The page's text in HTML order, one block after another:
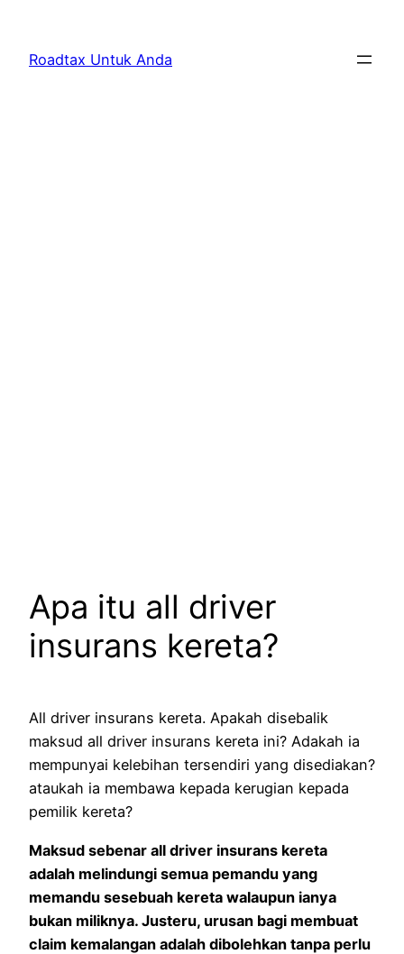
content
Roadtax Untuk Anda
Apa itu all driver
insurans kereta?
All driver insurans kereta. Apakah disebalik
maksud all driver insurans kereta ini? Adakah ia
mempunyai kelebihan tersendiri yang disediakan?
ataukah ia membawa kepada kerugian kepada
pemilik kereta?
Maksud sebenar all driver insurans kereta
adalah melindungi semua pemandu yang
memandu sesebuah kereta walaupun ianya
bukan miliknya. Justeru, urusan bagi membuat
claim kemalangan adalah dibolehkan tanpa perlu